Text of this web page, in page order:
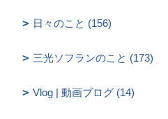
日々のこと (156)
三光ソフランのこと (173)
Vlog | 動画ブログ (14)